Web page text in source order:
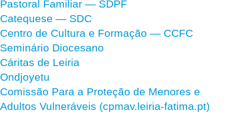
Pastoral Familiar — SDPF
Catequese — SDC
Centro de Cultura e Formação — CCFC
Seminário Diocesano
Cáritas de Leiria
Ondjoyetu
Comissão Para a Proteção de Menores e
Adultos Vulneráveis (cpmav.leiria-fatima.pt)